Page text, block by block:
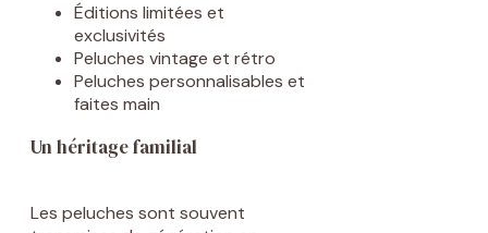
Éditions limitées et
exclusivités
Peluches vintage et rétro
Peluches personnalisables et
faites main
Un héritage familial
Les peluches sont souvent